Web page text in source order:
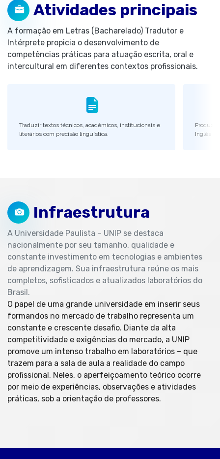
Atividades principais
A formação em Letras (Bacharelado) Tradutor e
Intérprete propicia o desenvolvimento de
competências práticas para atuação escrita, oral e
intercultural em diferentes contextos profissionais.
Traduzir textos técnicos, acadêmicos, institucionais e
literários com precisão linguística.
Inglês
Infraestrutura
A Universidade Paulista – UNIP se destaca
nacionalmente por seu tamanho, qualidade e
constante investimento em tecnologias e ambientes
de aprendizagem. Sua infraestrutura reúne os mais
completos, sofisticados e atualizados laboratórios do
Brasil.
O papel de uma grande universidade em inserir seus
formandos no mercado de trabalho representa um
constante e crescente desafio. Diante da alta
competitividade e exigências do mercado, a UNIP
promove um intenso trabalho em laboratórios – que
trazem para a sala de aula a realidade do campo
profissional. Neles, o aperfeiçoamento teórico ocorre
por meio de experiências, observações e atividades
práticas, sob a orientação de professores.